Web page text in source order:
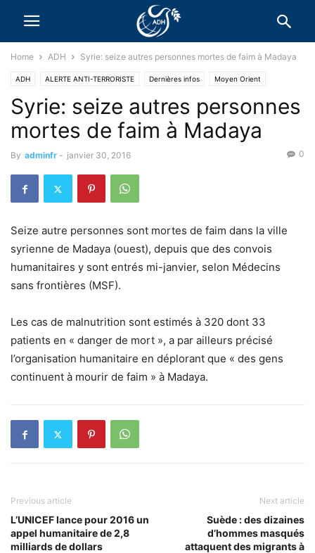
Home ADH Syrie: seize autres personnes mortes de faim à Madaya
ADH ALERTE ANTI-TERRORISTE Dernières infos Moyen Orient
Syrie: seize autres personnes
mortes de faim à Madaya
By adminfr - janvier 30, 2016 0
Seize autre personnes sont mortes de faim dans la ville
syrienne de Madaya (ouest), depuis que des convois
humanitaires y sont entrés mi-janvier, selon Médecins
sans frontières (MSF).
Les cas de malnutrition sont estimés à 320 dont 33
patients en « danger de mort », a par ailleurs précisé
l’organisation humanitaire en déplorant que « des gens
continuent à mourir de faim » à Madaya.
Previous article
L’UNICEF lance pour 2016 un
appel humanitaire de 2,8
milliards de dollars
Next article
Suède : des dizaines
d’hommes masqués
attaquent des migrants à